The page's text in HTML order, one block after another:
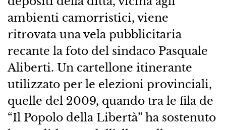
ambienti camorristici, viene
ritrovata una vela pubblicitaria
recante la foto del sindaco Pasquale
Aliberti. Un cartellone itinerante
utilizzato per le elezioni provinciali,
quelle del 2009, quando tra le fila de
“Il Popolo della Libertà” ha sostenuto